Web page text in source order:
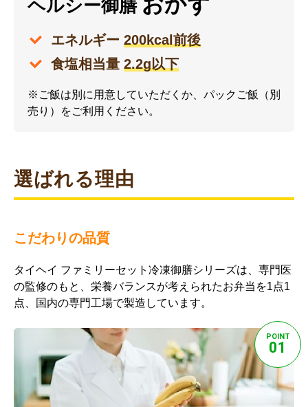
ヘルシー御膳
エネルギー 200kcal前後
食塩相当量 2.2g以下
※ご飯は別に用意していただくか、パックご飯（別
売り）をご利用ください。
選ばれる理由
こだわりの品質
タイヘイ ファミリーセット冷凍御膳シリーズは、専門医
の監修のもと、栄養バランスが考えられたお弁当を1点1
点、国内の専門工場で製造しています。
POINT
01